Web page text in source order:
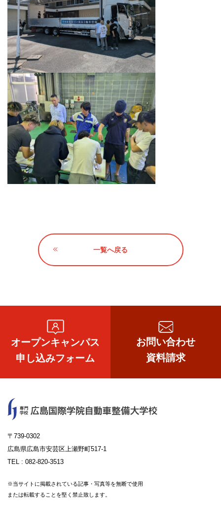
一覧へ戻る
オープンキャンパス
申し込みフォーム
お問い合わせ
資料請求
〒739-0302
広島県広島市安芸区上瀬野町517-1
TEL : 082-820-3513
※当サイトに掲載されている記事・写真等を無断で使用
または転載することを堅く禁止致します。